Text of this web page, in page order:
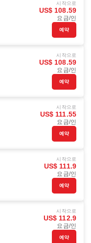
시작으로
US$ 108.59
요금/인
예약
시작으로
US$ 108.59
요금/인
예약
시작으로
US$ 111.55
요금/인
예약
시작으로
US$ 111.9
요금/인
예약
시작으로
US$ 112.9
요금/인
예약